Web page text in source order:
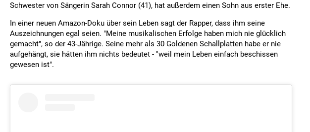
Schwester von Sängerin Sarah Connor (41), hat außerdem einen Sohn aus erster Ehe.
In einer neuen Amazon-Doku über sein Leben sagt der Rapper, dass ihm seine
Auszeichnungen egal seien. "Meine musikalischen Erfolge haben mich nie glücklich
gemacht", so der 43-Jährige. Seine mehr als 30 Goldenen Schallplatten habe er nie
aufgehängt, sie hätten ihm nichts bedeutet - "weil mein Leben einfach beschissen
gewesen ist".